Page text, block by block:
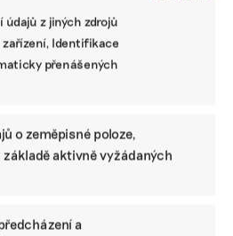
údajů z jiných zdrojů
Identifikace
přenášených
o zeměpisné poloze,
aktivně vyžádaných
a